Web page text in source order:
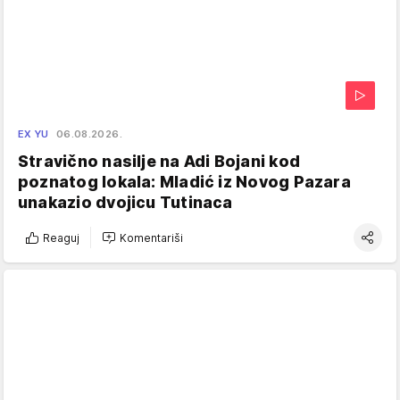
EX YU 06.08.2026.
Stravično nasilje na Adi Bojani kod
poznatog lokala: Mladić iz Novog Pazara
unakazio dvojicu Tutinaca
Reaguj Komentariši